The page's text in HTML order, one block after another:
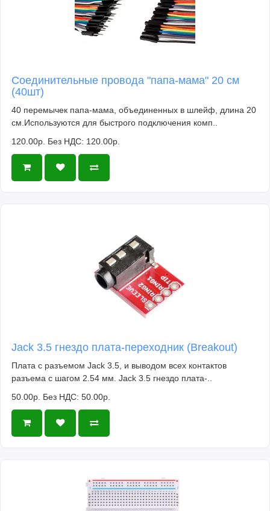
Соединительные провода "папа-мама" 20 см
(40шт)
40 перемычек папа-мама, объединенных в шлейф, длина 20
см.Используются для быстрого подключения комп..
120.00р. Без НДС: 120.00р.
Jack 3.5 гнездо плата-переходник (Breakout)
Плата с разъемом Jack 3.5, и выводом всех контактов
разъема с шагом 2.54 мм. Jack 3.5 гнездо плата-..
50.00р. Без НДС: 50.00р.